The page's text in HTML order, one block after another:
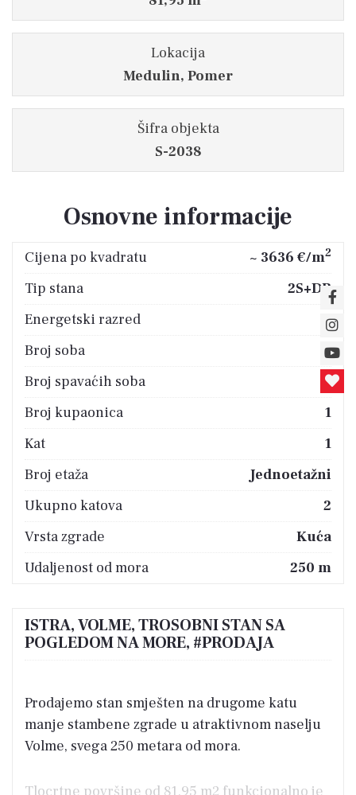
Lokacija
Medulin, Pomer
Šifra objekta
S-2038
Osnovne informacije
Cijena po kvadratu ~ 3636 €/m2
Tip stana
2S+DB
Energetski razred
A
Broj soba
3
Broj spavaćih soba
2
Broj kupaonica
1
Kat
1
Broj etaža
Jednoetažni
Ukupno katova
2
Vrsta zgrade
Kuća
Udaljenost od mora
250 m
ISTRA, VOLME, TROSOBNI STAN SA
POGLEDOM NA MORE, #PRODAJA
Prodajemo stan smješten na drugome katu
manje stambene zgrade u atraktivnom naselju
Volme, svega 250 metara od mora.
Tlocrtne površine od 81,95 m2 funkcionalno je